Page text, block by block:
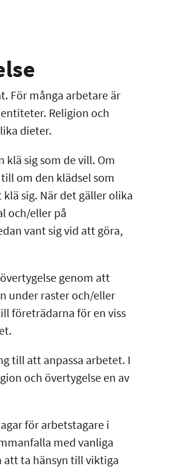
För många arbetare är
Religion och
dieter.
sig som de vill. Om
om den klädsel som
sig. När det gäller olika
och/eller på
vant sig vid att göra,
genom att
under raster och/eller
företrädarna för en viss
till att anpassa arbetet. I
och övertygelse en av
för arbetstagare i
med vanliga
att ta hänsyn till viktiga